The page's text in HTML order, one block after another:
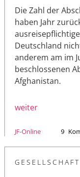
Die Zahl der
haben Jahr
Deutschland
anderem am im
beschlossenen
Afghanistan.
weiter
JF-Online 9
GESELLSCHAFT